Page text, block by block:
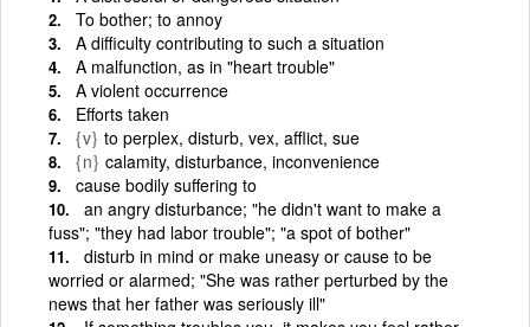
To bother; to annoy
A difficulty contributing to such a situation
A malfunction, as in "heart trouble"
A violent occurrence
Efforts taken
{v} to perplex, disturb, vex, afflict, sue
{n} calamity, disturbance, inconvenience
cause bodily suffering to
an angry disturbance; "he didn't want to make a
fuss"; "they had labor trouble"; "a spot of bother"
disturb in mind or make uneasy or cause to be
worried or alarmed; "She was rather perturbed by the
news that her father was seriously ill"